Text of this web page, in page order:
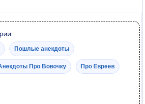
Пошлые анекдоты
Про Вовочку Про Евреев